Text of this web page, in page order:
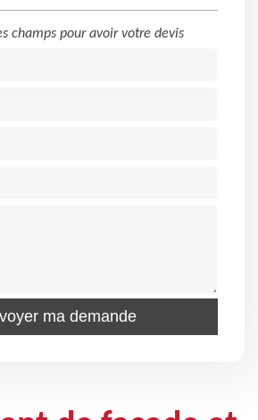
champs pour avoir votre devis